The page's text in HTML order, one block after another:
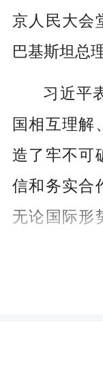
京人民大会
巴基斯坦总
习近平
国相互理解
造了牢不可
信和务实合
无论国际形
展中巴关
不久前，